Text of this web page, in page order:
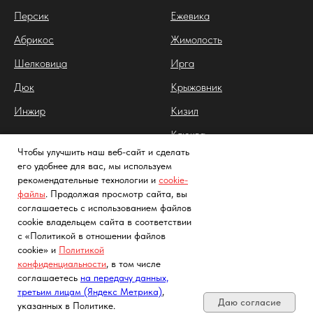
Персик
Абрикос
Шелковица
Дюк
Инжир
Ежевика
Жимолость
Ирга
Крыжовник
Кизил
Клюква
Облепиха
Йошта
Арония
Садовые растения Цветы
Чтобы улучшить наш веб-сайт и сделать
его удобнее для вас, мы используем
рекомендательные технологии и cookie-
файлы. Продолжая просмотр сайта, вы
соглашаетесь с использованием файлов
cookie владельцем сайта в соответствии
с «Политикой в отношении файлов
cookie» и Политикой
конфиденциальности, в том числе
соглашаетесь на передачу данных,
третьим лицам (Яндекс Метрика),
указанных в Политике.
Даю согласие